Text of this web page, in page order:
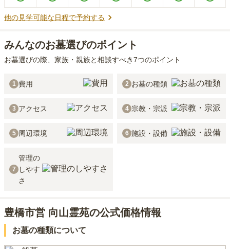
他の見学可能な日程で予約する
みんなのお墓選びのポイント
お墓選びの際、家族・親族と相談すべき7つのポイント
1 費用 2 お墓の種類
3 アクセス 4 宗教・宗派
5 周辺環境 6 施設・設備
7
管理の
しやす
さ
豊橋市営 向山霊苑の公式価格情報
お墓の種類について